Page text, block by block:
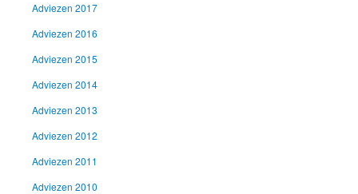
Adviezen 2017
Adviezen 2016
Adviezen 2015
Adviezen 2014
Adviezen 2013
Adviezen 2012
Adviezen 2011
Adviezen 2010